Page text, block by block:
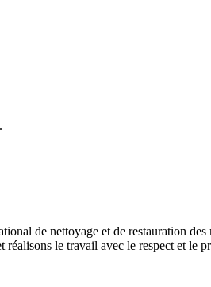
de nettoyage et de restauration
le travail avec le respect et le